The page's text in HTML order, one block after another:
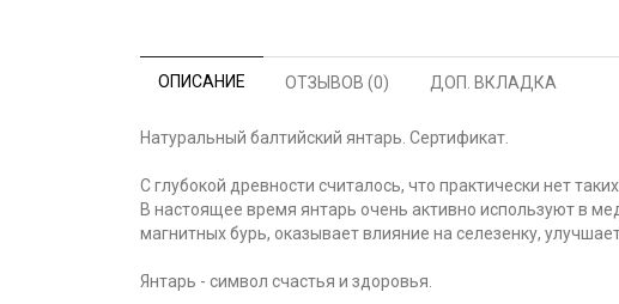
ОПИСАНИЕ ОТЗЫВОВ (0) ДОП. ВКЛАДКА
Натуральный балтийский янтарь. Сертификат.
С глубокой древности считалось, что практически нет
В настоящее время янтарь очень активно используют в
магнитных бурь, оказывает влияние на селезенку,
Янтарь - символ счастья и здоровья.